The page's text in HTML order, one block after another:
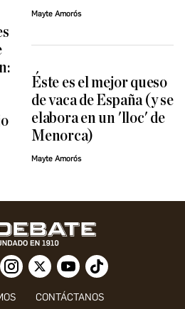
Mayte Amorós
Éste es el mejor queso
de vaca de España (y se
elabora en un 'lloc' de
Menorca)
Mayte Amorós
CONTÁCTANOS